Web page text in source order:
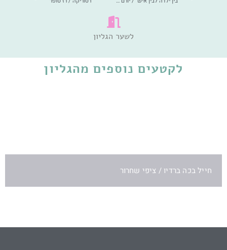
לשער הגליון
לקטעים נוספים מהגליון
חייל בכה ברדיו / ציפי שחרור